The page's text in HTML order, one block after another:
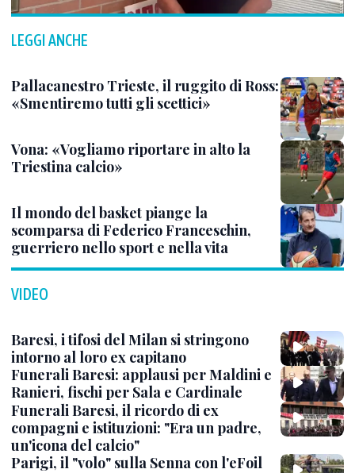
LEGGI ANCHE
Pallacanestro Trieste, il ruggito di Ross:
«Smentiremo tutti gli scettici»
Vona: «Vogliamo riportare in alto la
Triestina calcio»
Il mondo del basket piange la
scomparsa di Federico Franceschin,
guerriero nello sport e nella vita
VIDEO
Baresi, i tifosi del Milan si stringono
intorno al loro ex capitano
Funerali Baresi: applausi per Maldini e
Ranieri, fischi per Sala e Cardinale
Funerali Baresi, il ricordo di ex
compagni e istituzioni: "Era un padre,
un'icona del calcio"
Parigi, il "volo" sulla Senna con l'eFoil